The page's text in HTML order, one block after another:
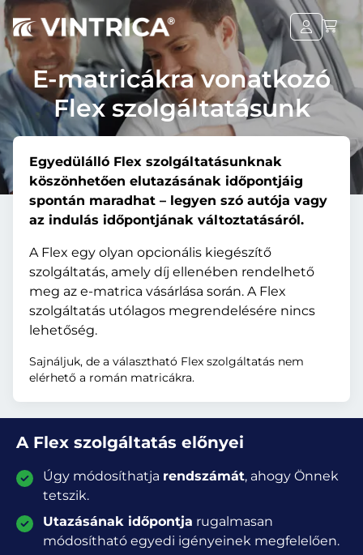
E-matricákra vonatkozó
Flex szolgáltatásunk
Egyedülálló Flex szolgáltatásunknak
köszönhetően elutazásának időpontjáig
spontán maradhat – legyen szó autója vagy
az indulás időpontjának változtatásáról.
A Flex egy olyan opcionális kiegészítő
szolgáltatás, amely díj ellenében rendelhető
meg az e-matrica vásárlása során. A Flex
szolgáltatás utólagos megrendelésére nincs
lehetőség.
Sajnáljuk, de a választható Flex szolgáltatás nem
elérhető a román matricákra.
A Flex szolgáltatás előnyei
Úgy módosíthatja rendszámát, ahogy Önnek
tetszik.
Utazásának időpontja rugalmasan
módosítható egyedi igényeinek megfelelően.